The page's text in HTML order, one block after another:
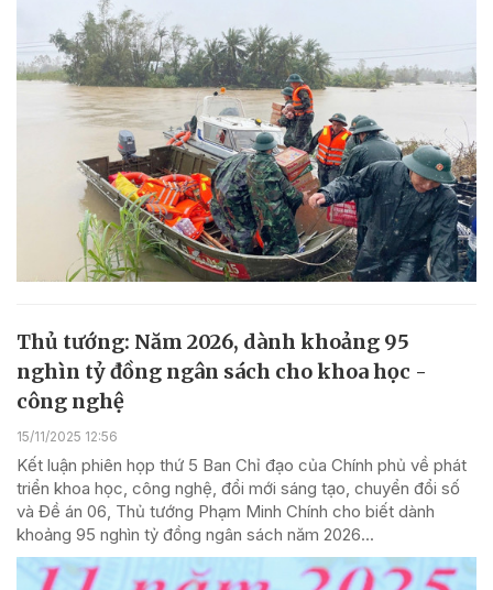
Thủ tướng: Năm 2026, dành khoảng 95
nghìn tỷ đồng ngân sách cho khoa học -
công nghệ
15/11/2025 12:56
Kết luận phiên họp thứ 5 Ban Chỉ đạo của Chính phủ về phát
triển khoa học, công nghệ, đổi mới sáng tạo, chuyển đổi số
và Đề án 06, Thủ tướng Phạm Minh Chính cho biết dành
khoảng 95 nghìn tỷ đồng ngân sách năm 2026...